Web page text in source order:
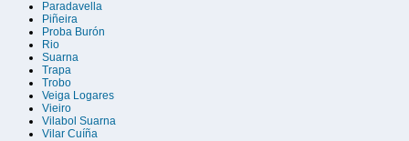
Paradavella
Piñeira
Proba Burón
Rio
Suarna
Trapa
Trobo
Veiga Logares
Vieiro
Vilabol Suarna
Vilar Cuíña